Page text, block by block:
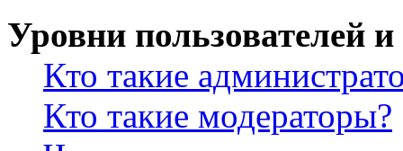
Уровни пользователей
Кто такие
Кто такие модераторы?